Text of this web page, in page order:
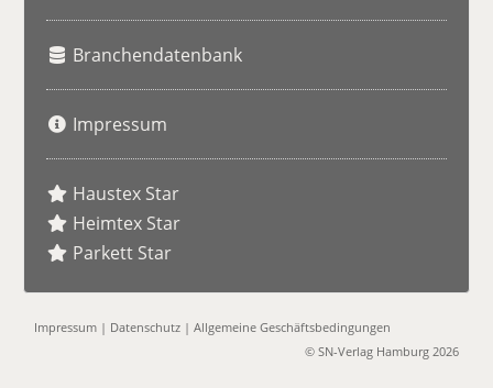
Branchendatenbank
Impressum
Haustex Star
Heimtex Star
Parkett Star
Impressum | Datenschutz |Allgemeine Geschäftsbedingungen
© SN-Verlag Hamburg 2026